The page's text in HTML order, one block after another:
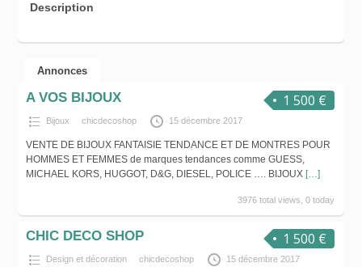
Description
Annonces
1 500 €
A VOS BIJOUX
Bijoux chicdecoshop 15 décembre 2017
VENTE DE BIJOUX FANTAISIE TENDANCE ET DE MONTRES POUR
HOMMES ET FEMMES de marques tendances comme GUESS,
MICHAEL KORS, HUGGOT, D&G, DIESEL, POLICE …. BIJOUX […]
3976 total views, 0 today
1 500 €
CHIC DECO SHOP
Design et décoration chicdecoshop 15 décembre 2017